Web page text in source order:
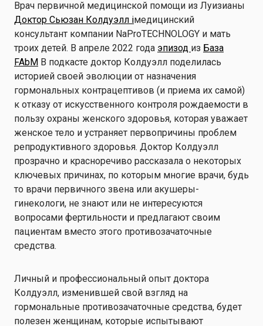
Врач первичной медицинской помощи из Луизианы
Доктор Сьюзан Колдуэлл iмедицинский
консультант компании NaProTECHNOLOGY и мать
троих детей. В апреле 2022 года эпизод из База
FAbM В подкасте доктор Колдуэлл поделилась
историей своей эволюции от назначения
гормональных контрацептивов (и приема их самой)
к отказу от искусственного контроля рождаемости в
пользу охраны женского здоровья, которая уважает
женское тело и устраняет первопричины проблем
репродуктивного здоровья. Доктор Колдуэлл
прозрачно и красноречиво рассказала о некоторых
ключевых причинах, по которым многие врачи, будь
то врачи первичного звена или акушеры-
гинекологи, не знают или не интересуются
вопросами фертильности и предлагают своим
пациентам вместо этого противозачаточные
средства.
Личный и профессиональный опыт доктора
Колдуэлл, изменившей свой взгляд на
гормональные противозачаточные средства, будет
полезен женщинам, которые испытывают